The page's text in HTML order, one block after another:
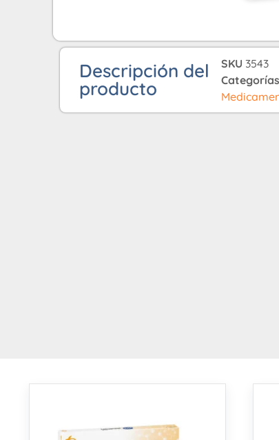
Descripción del
producto
SKU3543
Categorías